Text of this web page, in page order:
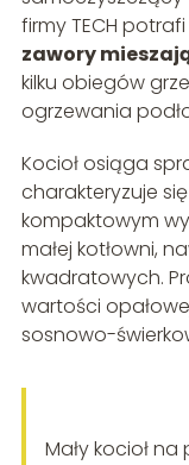
firmy TECH
zawory
kilku obiegów
ogrzewania
Kocioł osiąga
charakteryzuje się
kompaktowym
małej kotłowni,
kwadratowych.
wartości
sosnowo-
Mały kocioł